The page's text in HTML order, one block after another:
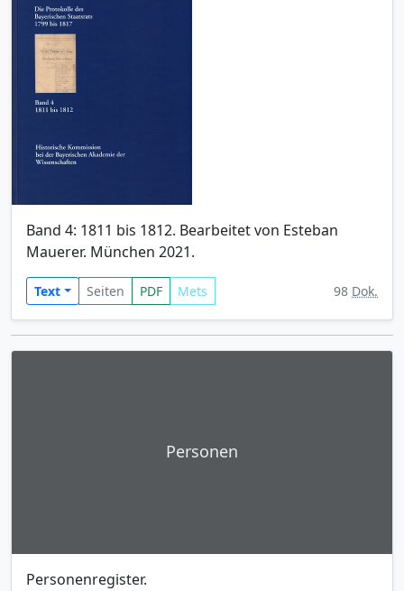
Band 4: 1811 bis 1812. Bearbeitet von Esteban
Mauerer. München 2021.
Text Seiten PDF Mets 98 Dok.
Personen
Personenregister.